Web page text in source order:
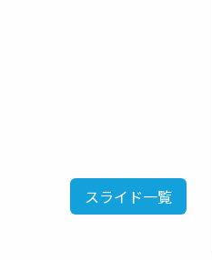
スライド一覧